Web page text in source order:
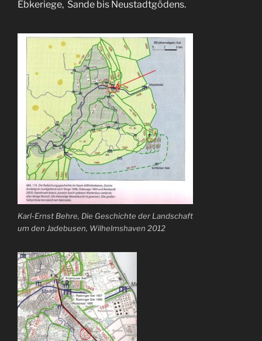
Ebkeriege, Sande bis Neustadtgödens.
Karl-Ernst Behre, Die Geschichte der Landschaft
um den Jadebusen, Wilhelmshaven 2012